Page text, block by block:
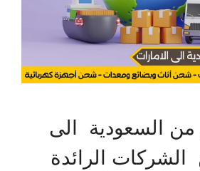
السعودية الى
الشركات الرائدة